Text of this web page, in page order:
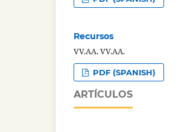
Recursos
VV.AA. VV.AA.
PDF (SPANISH)
ARTÍCULOS